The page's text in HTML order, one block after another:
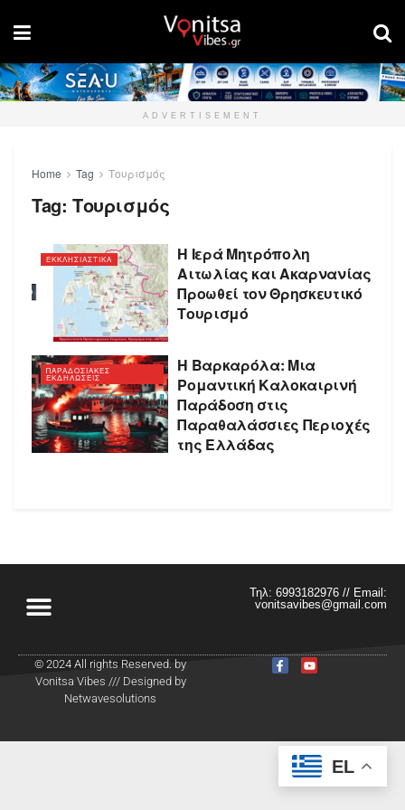
ADVERTISEMENT
Home Tag Τουρισμός
Tag: Τουρισμός
ΕΚΚΛΗΣΙΑΣΤΙΚΑ
Η Ιερά Μητρόπολη
Αιτωλίας και Ακαρνανίας
Προωθεί τον Θρησκευτικό
Τουρισμό
ΠΑΡΑΔΟΣΙΑΚΕΣ
ΕΚΔΗΛΩΣΕΙΣ
Η Βαρκαρόλα: Μια
Ρομαντική Καλοκαιρινή
Παράδοση στις
Παραθαλάσσιες Περιοχές
της Ελλάδας
Τηλ: 6993182976 // Email:
vonitsavibes@gmail.com
© 2024 All rights Reserved. by
Vonitsa Vibes /// Designed by
Netwavesolutions
EL